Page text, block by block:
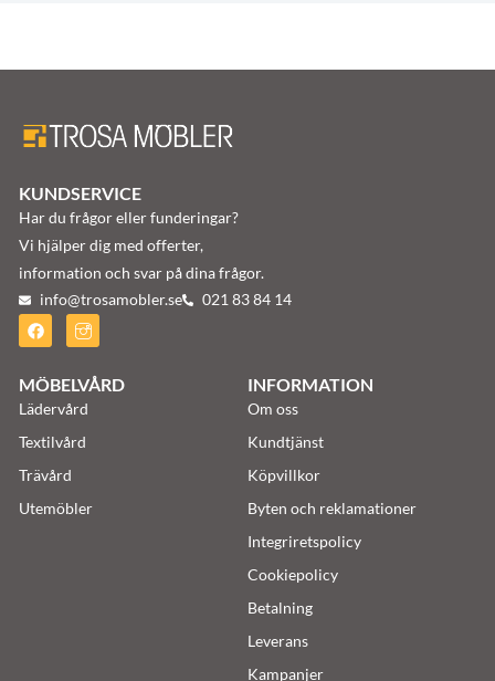
KUNDSERVICE
Har du frågor eller funderingar?
Vi hjälper dig med offerter,
information och svar på dina frågor.
info@trosamobler.se 021 83 84 14
MÖBELVÅRD
Lädervård
Textilvård
Trävård
Utemöbler
INFORMATION
Om oss
Kundtjänst
Köpvillkor
Byten och reklamationer
Integriretspolicy
Cookiepolicy
Betalning
Leverans
Kampanjer